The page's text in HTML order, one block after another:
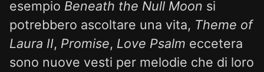
esempio Beneath the Null Moon si
potrebbero ascoltare una vita, Theme of
Laura II, Promise, Love Psalm eccetera
sono nuove vesti per melodie che di loro